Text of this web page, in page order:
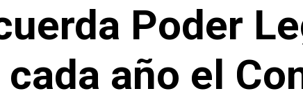
Poder
cada año el